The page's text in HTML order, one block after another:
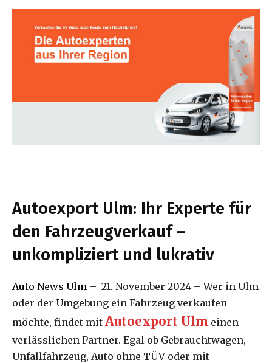
Autoexport Ulm: Ihr Experte für
den Fahrzeugverkauf –
unkompliziert und lukrativ
Auto News Ulm – 21. November 2024 – Wer in Ulm
oder der Umgebung ein Fahrzeug verkaufen
möchte, findet mit Autoexport Ulm einen
verlässlichen Partner. Egal ob Gebrauchtwagen,
Unfallfahrzeug, Auto ohne TÜV oder mit